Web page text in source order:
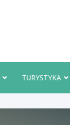
TURYSTYKA